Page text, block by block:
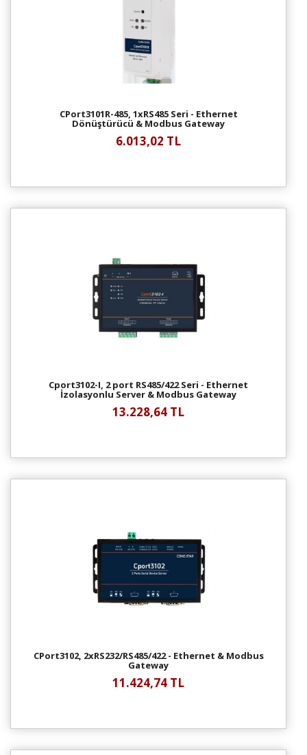
CPort3101R-485, 1xRS485 Seri - Ethernet
Dönüştürücü & Modbus Gateway
6.013,02 TL
Cport3102-I, 2 port RS485/422 Seri - Ethernet
İzolasyonlu Server & Modbus Gateway
13.228,64 TL
CPort3102, 2xRS232/RS485/422 - Ethernet & Modbus
Gateway
11.424,74 TL